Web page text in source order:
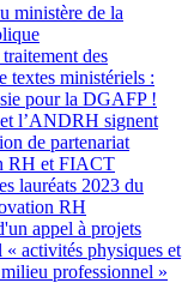
ministère de la
des
textes ministériels :
pour la DGAFP !
l’ANDRH signent
de partenariat
RH et FIACT
lauréats 2023 du
RH
appel à projets
« activités physiques et
professionnel »